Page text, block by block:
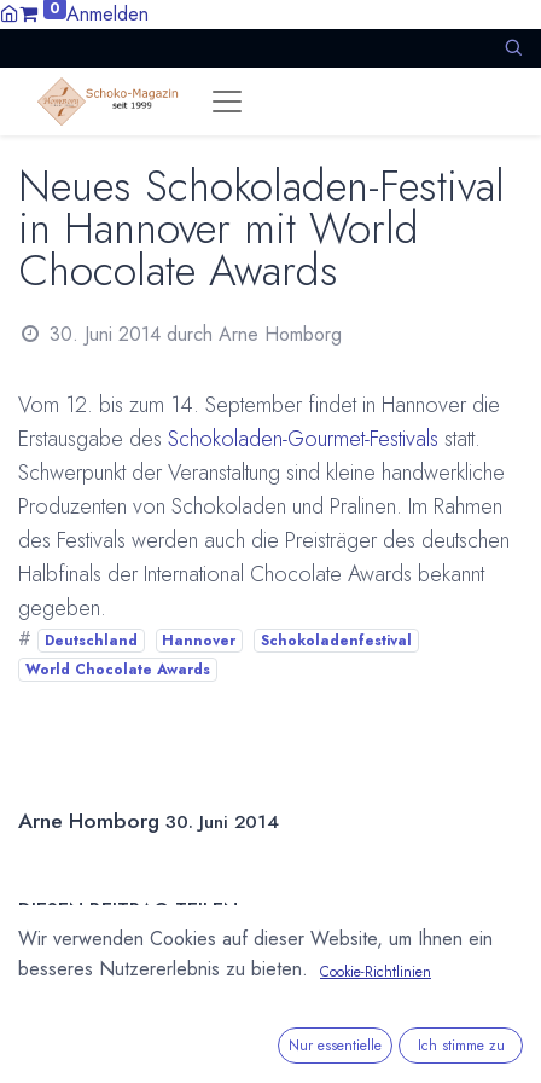
0 Anmelden
Neues Schokoladen-Festival
in Hannover mit World
Chocolate Awards
30. Juni 2014 durch Arne Homborg
Vom 12. bis zum 14. September findet in Hannover die
Erstausgabe des Schokoladen-Gourmet-Festivals statt.
Schwerpunkt der Veranstaltung sind kleine handwerkliche
Produzenten von Schokoladen und Pralinen. Im Rahmen
des Festivals werden auch die Preisträger des deutschen
Halbfinals der International Chocolate Awards bekannt
gegeben.
# Deutschland Hannover
Schokoladenfestival
World Chocolate Awards
Arne Homborg 30. Juni 2014
DIESEN BEITRAG TEILEN
Wir verwenden Cookies auf dieser Website, um Ihnen ein
besseres Nutzererlebnis zu bieten.
Cookie-Richtlinien
Nur essentielle Ich stimme zu